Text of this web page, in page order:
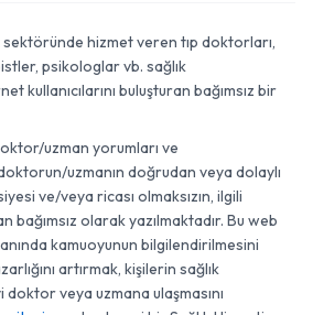
hizmet veren tıp doktorları,
psikologlar vb. sağlık
kullanıcılarını buluşturan bağımsız bir
uzman yorumları ve
uzmanın doğrudan veya dolaylı
ve/veya ricası olmaksızın, ilgili
bağımsız olarak yazılmaktadır. Bu web
kamuoyunun bilgilendirilmesini
artırmak, kişilerin sağlık
veya uzmana ulaşmasını